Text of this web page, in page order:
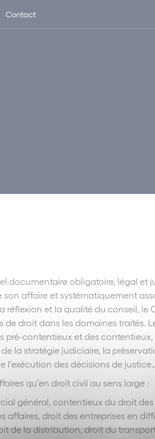
Contact
documentaire obligatoire, légal et
affaire et systématiquement
et la qualité du conseil, le
droit dans les domaines traités.
contentieux et des contentieux,
la stratégie judiciaire, la
des décisions de justice…
qu’en droit civil au sens large :
général, contentieux du droit des
droit des entreprises en
de la distribution, droit du